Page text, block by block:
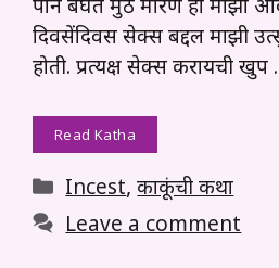
पॅार्न बघत मुठ मारणे हा माझा
दिवसेंदिवस सेक्स बद्दल माझी
होती. प्रत्यक्ष सेक्स करायची खुप
Read Katha
Categories
Incest,काकूंची कथा
Leave a comment